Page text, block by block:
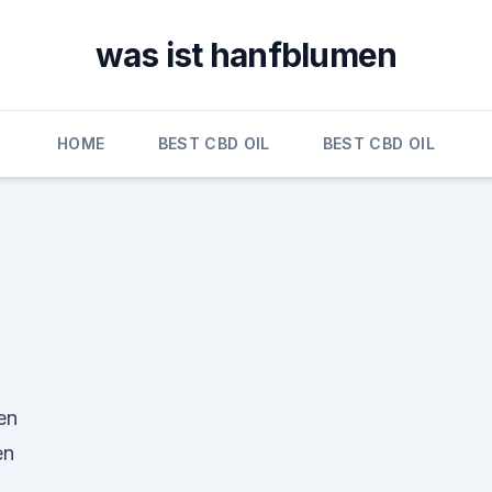
was ist hanfblumen
HOME BEST CBD OIL BEST CBD OIL